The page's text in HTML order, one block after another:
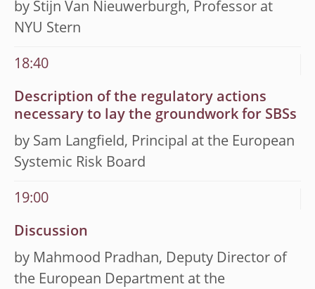
by Stijn Van Nieuwerburgh, Professor at
NYU Stern
18:40
Description of the regulatory actions
necessary to lay the groundwork for SBSs
by Sam Langfield, Principal at the European
Systemic Risk Board
19:00
Discussion
by Mahmood Pradhan, Deputy Director of
the European Department at the